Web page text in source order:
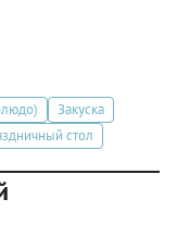
Закуска
стол